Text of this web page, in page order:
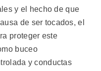
y el hecho de que
de ser tocados, el
proteger este
buceo
y conductas